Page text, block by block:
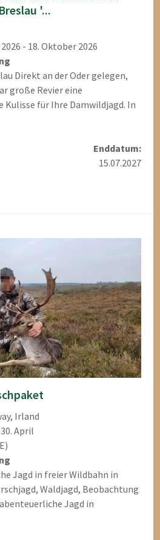
'...
- 18. Oktober 2026
Direkt an der Oder gelegen,
große Revier eine
für Ihre Damwildjagd. In
Enddatum:
15.07.2027
Irland
April
Jagd in freier Wildbahn in
Waldjagd, Beobachtung
Jagd in